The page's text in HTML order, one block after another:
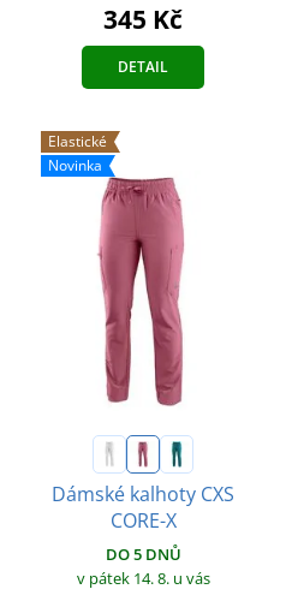
345 Kč
DETAIL
Elastické
Novinka
Dámské kalhoty CXS
CORE-X
DO 5 DNŮ
v pátek 14. 8. u vás